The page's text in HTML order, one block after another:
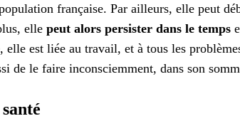
française. Par ailleurs, elle peut
elle peut alors persister dans le temps
elle est liée au travail, et à tous les
de le faire inconsciemment, dans son